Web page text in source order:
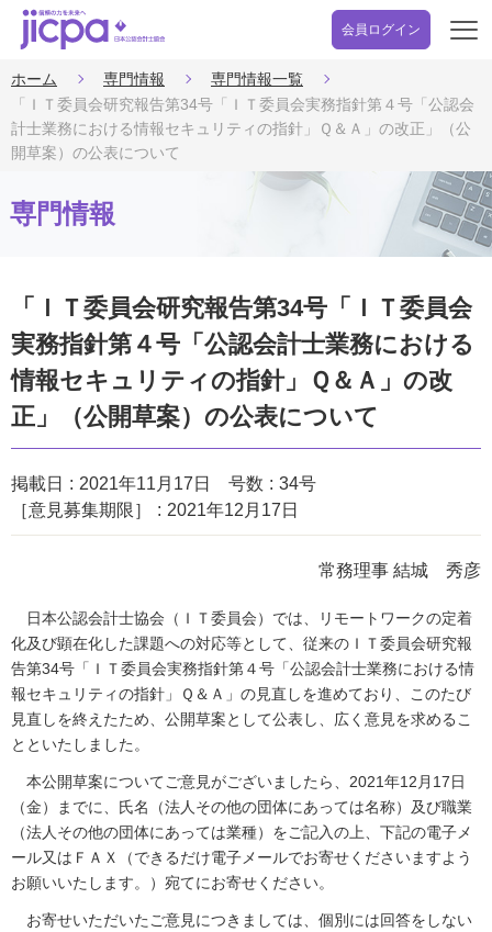
会員ログイン
開
ホーム 専門情報
専門情報一覧
「ＩＴ委員会研究報告第34号「ＩＴ委員会実務指針第４号「公認会
計士業務における情報セキュリティの指針」Ｑ＆Ａ」の改正」（公
開草案）の公表について
専門情報
「ＩＴ委員会研究報告第34号「ＩＴ委員会
実務指針第４号「公認会計士業務における
情報セキュリティの指針」Ｑ＆Ａ」の改
正」（公開草案）の公表について
掲載日 2021年11月17日 号数
34号
［意見募集期限］
2021年12月17日
常務理事 結城 秀彦
日本公認会計士協会（ＩＴ委員会）では、リモートワークの定着
化及び顕在化した課題への対応等として、従来のＩＴ委員会研究報
告第34号「ＩＴ委員会実務指針第４号「公認会計士業務における情
報セキュリティの指針」Ｑ＆Ａ」の見直しを進めており、このたび
見直しを終えたため、公開草案として公表し、広く意見を求めるこ
とといたしました。
本公開草案についてご意見がございましたら、2021年12月17日
（金）までに、氏名（法人その他の団体にあっては名称）及び職業
（法人その他の団体にあっては業種）をご記入の上、下記の電子メ
ール又はＦＡＸ（できるだけ電子メールでお寄せくださいますよう
お願いいたします。）宛てにお寄せください。
お寄せいただいたご意見につきましては、個別には回答をしない